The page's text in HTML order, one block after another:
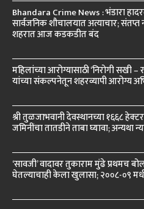
Bhandara Crime News : भंडारा
सार्वजनिक शौचालयात अत्याचार;
शहरात आज कडकडीत बंद
महिलांच्या आरोग्यासाठी ‘निरोगी सखी
यांच्या संकल्पनेतून शहरव्यापी आरोग्य
श्री तुळजाभवानी देवस्थानच्या १६६८
जमिनींचा तातडीने ताबा घ्यावा; अन्यथा
‘सावजी’ वादावर तुकाराम मुंढे प्रथमच
घेतल्याचाही केला खुलासा; २००८-०९